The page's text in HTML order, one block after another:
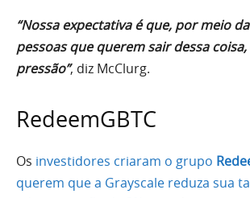
“Nossa expectativa é que, por meio
pessoas que querem sair dessa
pressão”, diz McClurg.
RedeemGBTC
Os investidores criaram o grupo
querem que a Grayscale reduza sua